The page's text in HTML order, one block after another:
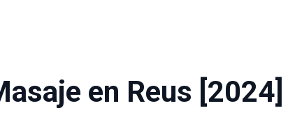
en Reus [2024]